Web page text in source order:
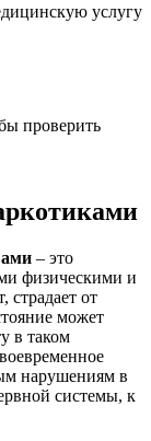
услугу
проверить
– это
физическими и
от
может
в таком
нарушениям в
системы, к